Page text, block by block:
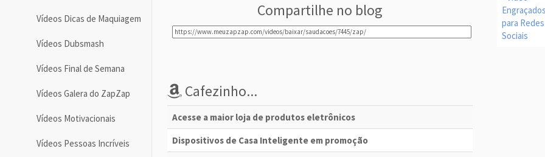
Vídeos Dicas de Maquiagem
Vídeos Dubsmash
Vídeos Final de Semana
Vídeos Galera do ZapZap
Vídeos Motivacionais
Vídeos Pessoas Incríveis
Compartilhe no blog
Cafezinho...
Acesse a maior loja de produtos eletrônicos
Dispositivos de Casa Inteligente em promoção